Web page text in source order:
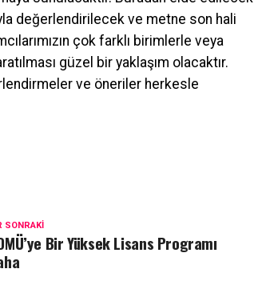
değerlendirilecek ve metne son hali
çok farklı birimlerle veya
güzel bir yaklaşım olacaktır.
ve öneriler herkesle
SONRAKI
Bir Yüksek Lisans Programı